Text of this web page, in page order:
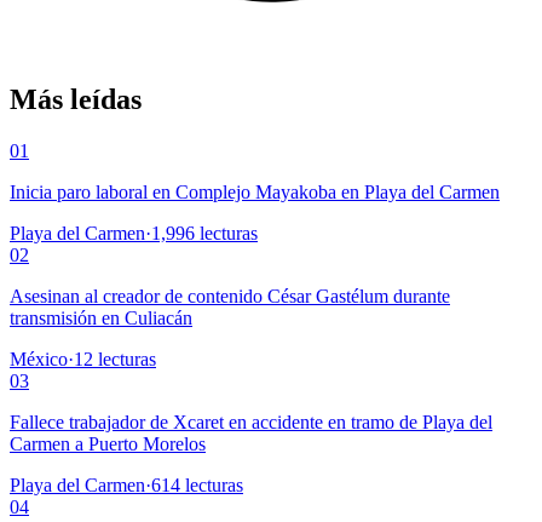
Más leídas
01
Inicia paro laboral en Complejo Mayakoba en Playa del Carmen
Playa del Carmen·1,996 lecturas
02
Asesinan al creador de contenido César Gastélum durante
transmisión en Culiacán
México·12 lecturas
03
Fallece trabajador de Xcaret en accidente en tramo de Playa del
Carmen a Puerto Morelos
Playa del Carmen·614 lecturas
04